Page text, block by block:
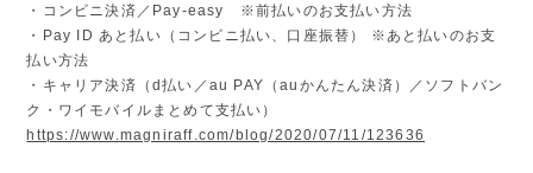
・コンビニ決済／Pay-easy ※前払いのお支払い方法
・Pay ID あと払い（コンビニ払い、口座振替） ※あと払いのお支
払い方法
・キャリア決済（d払い／au PAY（auかんたん決済）／ソフトバン
ク・ワイモバイルまとめて支払い）
https://www.magniraff.com/blog/2020/07/11/123636